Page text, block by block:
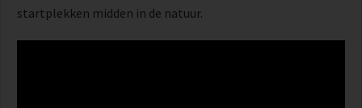
startplekken midden in de natuur.